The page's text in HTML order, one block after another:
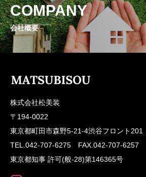
COMPANY
会社概要
株式会社松美装
〒194-0022
東京都町田市森野5-21-4渋谷フロント201
TEL.042-707-6275 FAX.042-707-6257
東京都知事 許可(般-28)第146365号